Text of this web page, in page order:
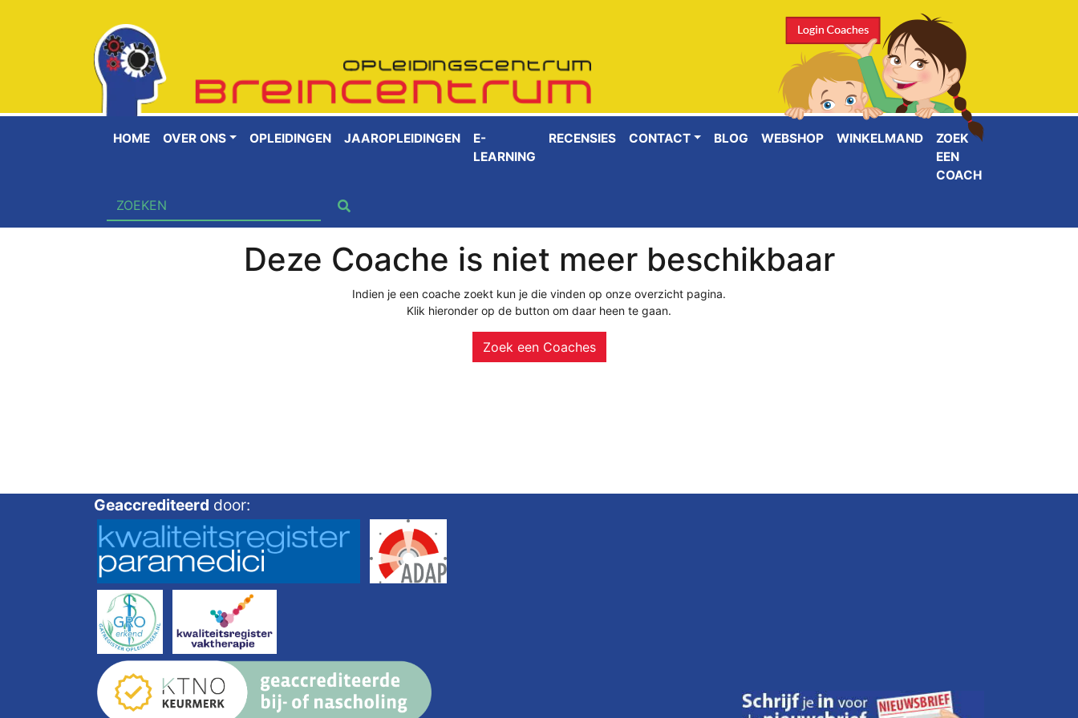
HOME OVER ONS OPLEIDINGEN JAAROPLEIDINGEN
E-
LEARNING
RECENSIES CONTACT BLOG WEBSHOP WINKELMAND
ZOEK
EEN
COACH
Deze Coache is niet meer beschikbaar
Indien je een coache zoekt kun je die vinden op onze overzicht pagina.
Klik hieronder op de button om daar heen te gaan.
Zoek een Coaches
Geaccrediteerd door: